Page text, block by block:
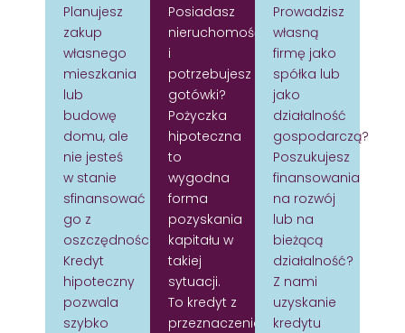
Planujesz
zakup
własnego
mieszkania
lub
budowę
domu, ale
nie jesteś
w stanie
sfinansować
go z
oszczędności?
Kredyt
hipoteczny
pozwala
szybko
Posiadasz
nieruchomość
i
potrzebujesz
gotówki?
Pożyczka
hipoteczna
to
wygodna
forma
pozyskania
kapitału w
takiej
sytuacji.
To kredyt z
przeznaczeniem
Prowadzisz
własną
firmę jako
spółka lub
jako
działalność
gospodarczą?
Poszukujesz
finansowania
na rozwój
lub na
bieżącą
działalność?
Z nami
uzyskanie
kredytu